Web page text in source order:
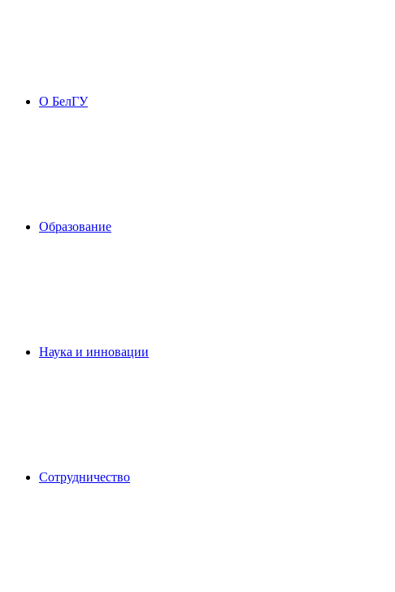
О БелГУ
Образование
Наука и инновации
Сотрудничество